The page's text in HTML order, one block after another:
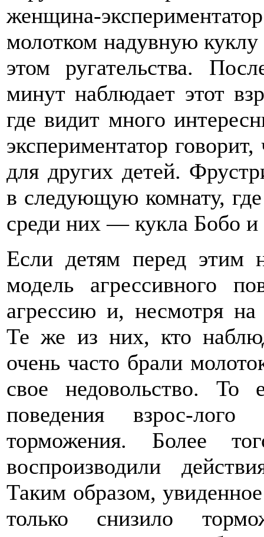
женщина-
молотком надувную
этом ругательства.
минут наблюдает этот
где видит много
экспериментатор
для других детей.
в следующую комнату,
среди них — кукла Бобо и
Если детям перед этим
модель агрессивного
агрессию и, несмотря
Те же из них, кто
очень часто брали
свое недовольство. То
поведения взрос-
торможения. Более
воспроизводили
Таким образом,
только снизило